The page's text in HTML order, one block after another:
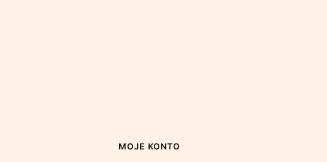
MOJE KONTO